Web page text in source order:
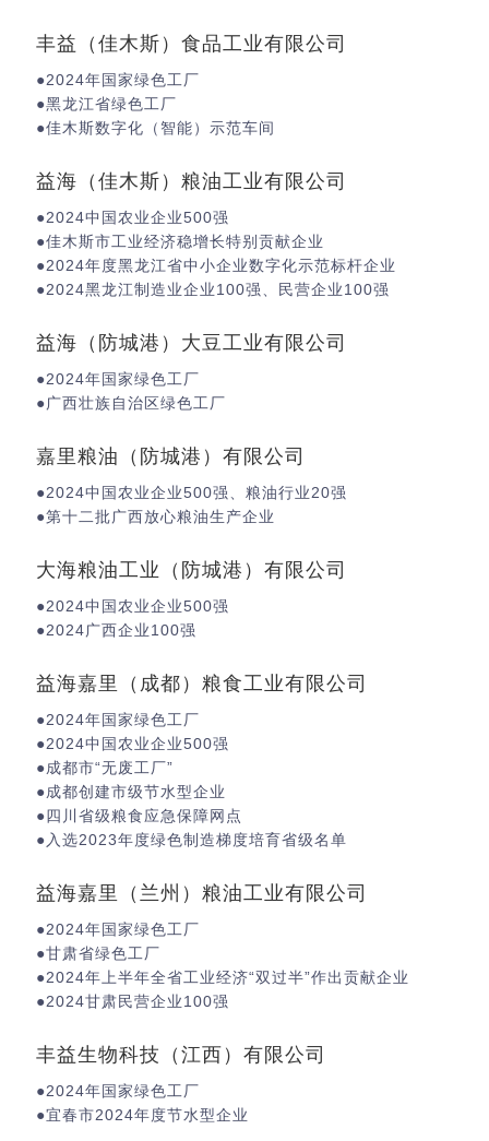
丰益（佳木斯）食品工业有限公司
●2024年国家绿色工厂
●黑龙江省绿色工厂
●佳木斯数字化（智能）示范车间
益海（佳木斯）粮油工业有限公司
●2024中国农业企业500强
●佳木斯市工业经济稳增长特别贡献企业
●2024年度黑龙江省中小企业数字化示范标杆企业
●2024黑龙江制造业企业100强、民营企业100强
益海（防城港）大豆工业有限公司
●2024年国家绿色工厂
●广西壮族自治区绿色工厂
嘉里粮油（防城港）有限公司
●2024中国农业企业500强、粮油行业20强
●第十二批广西放心粮油生产企业
大海粮油工业（防城港）有限公司
●2024中国农业企业500强
●2024广西企业100强
益海嘉里（成都）粮食工业有限公司
●2024年国家绿色工厂
●2024中国农业企业500强
●成都市“无废工厂”
●成都创建市级节水型企业
●四川省级粮食应急保障网点
●入选2023年度绿色制造梯度培育省级名单
益海嘉里（兰州）粮油工业有限公司
●2024年国家绿色工厂
●甘肃省绿色工厂
●2024年上半年全省工业经济“双过半”作出贡献企业
●2024甘肃民营企业100强
丰益生物科技（江西）有限公司
●2024年国家绿色工厂
●宜春市2024年度节水型企业